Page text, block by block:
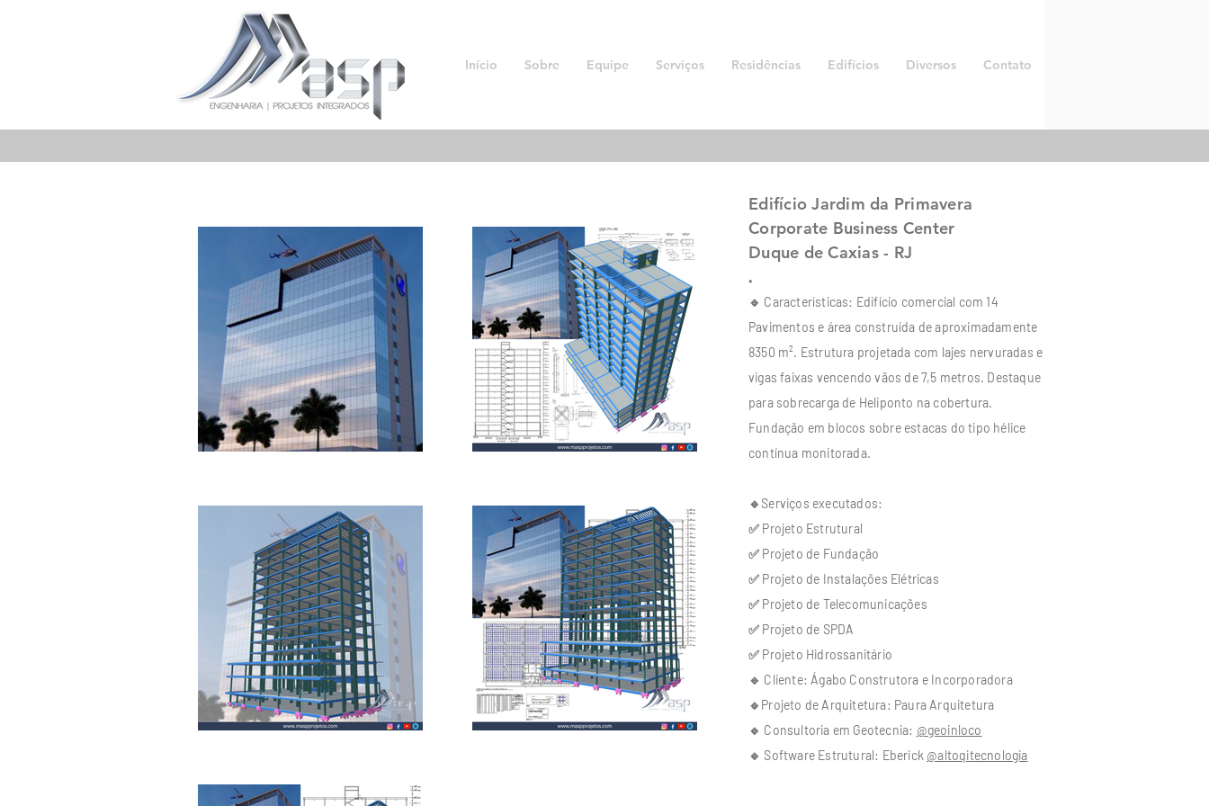
Início Sobre Equipe Serviços Residências Edifícios Diversos Contato
Edifício Jardim da Primavera
Corporate Business Center
Duque de Caxias - RJ
.
🔹 Características: Edifício comercial com 14
Pavimentos e área construída de aproximadamente
8350 m². Estrutura projetada com lajes nervuradas e
vigas faixas vencendo vãos de 7,5 metros. Destaque
para sobrecarga de Heliponto na cobertura.
Fundação em blocos sobre estacas do tipo hélice
contínua monitorada.
🔹Serviços executados:
✅ Projeto Estrutural
✅ Projeto de Fundação
✅ Projeto de Instalações Elétricas
✅ Projeto de Telecomunicações
✅ Projeto de SPDA
✅ Projeto Hidrossanitário
🔹 Cliente: Ágabo Construtora e Incorporadora
🔹Projeto de Arquitetura: Paura Arquitetura
🔹 Consultoria em Geotecnia: @geoinloco
🔹 Software Estrutural: Eberick @altoqitecnologia